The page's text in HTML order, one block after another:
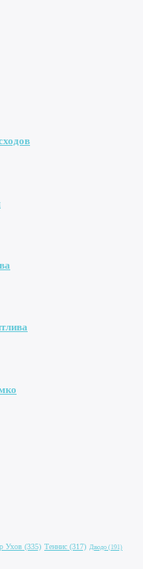
Ухов (335) Теннис (317) Дзюдо (191)